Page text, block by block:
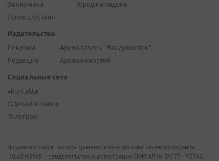
Экономика
Происшествия
Город на ладони
Издательство
Реклама
Редакция
Архив газеты "Владивосток"
Архив новостей
Социальные сети
vkontakte
Одноклассники
Телеграм
На данном сайте распространяется информация сетевого издания
"VLADNEWS" - свидетельство о регистрации СМИ ЭЛ № ФС 77 - 72742,